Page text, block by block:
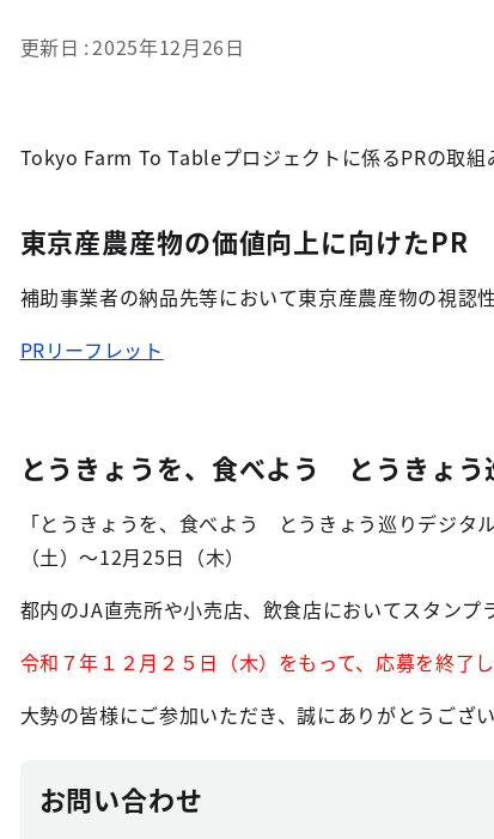
更新日 2025年12月26日
Tokyo Farm To Tableプロジェクトに係るPRの取組
東京産農産物の価値向上に向けたPR
補助事業者の納品先等において東京産農産物の視認
PRリーフレット
とうきょうを、食べよう とうきょう
「とうきょうを、食べよう とうきょう巡りデジタ
（土）～12月25日（木）
都内のJA直売所や小売店、飲食店においてスタンプ
令和７年１２月２５日（木）をもって、応募を終了
大勢の皆様にご参加いただき、誠にありがとうござい
お問い合わせ